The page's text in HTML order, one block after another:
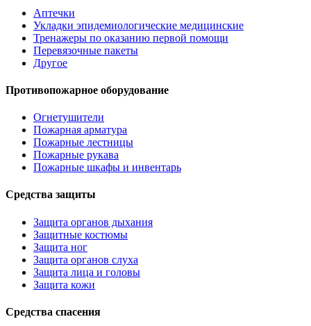
Аптечки
Укладки эпидемиологические медицинские
Тренажеры по оказанию первой помощи
Перевязочные пакеты
Другое
Противопожарное оборудование
Огнетушители
Пожарная арматура
Пожарные лестницы
Пожарные рукава
Пожарные шкафы и инвентарь
Средства защиты
Защита органов дыхания
Защитные костюмы
Защита ног
Защита органов слуха
Защита лица и головы
Защита кожи
Средства спасения